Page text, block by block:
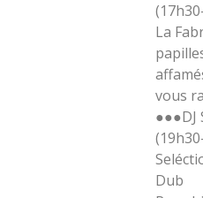
La
vous
●●●DJ
Dub